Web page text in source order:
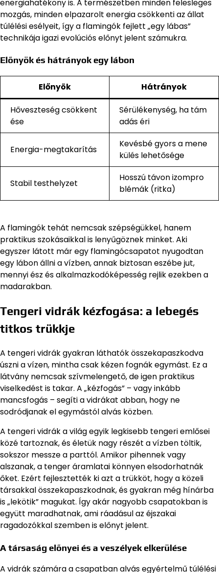
energiahatékony is. A természetben minden felesleges
mozgás, minden elpazarolt energia csökkenti az állat
túlélési esélyeit, így a flamingók fejlett „egy lábas”
technikája igazi evolúciós előnyt jelent számukra.
Előnyök és hátrányok egy lábon
Előnyök Hátrányok
Hőveszteség csökkent
ése
Sérülékenység, ha tám
adás éri
Energia-megtakarítás
Kevésbé gyors a mene
külés lehetősége
Stabil testhelyzet
Hosszú távon izompro
blémák (ritka)
A flamingók tehát nemcsak szépségükkel, hanem
praktikus szokásaikkal is lenyűgöznek minket. Aki
egyszer látott már egy flamingócsapatot nyugodtan
egy lábon állni a vízben, annak biztosan eszébe jut,
mennyi ész és alkalmazkodóképesség rejlik ezekben a
madarakban.
Tengeri vidrák kézfogása: a lebegés
titkos trükkje
A tengeri vidrák gyakran láthatók összekapaszkodva
úszni a vízen, mintha csak kézen fognák egymást. Ez a
látvány nemcsak szívmelengető, de igen praktikus
viselkedést is takar. A „kézfogás” – vagy inkább
mancsfogás – segíti a vidrákat abban, hogy ne
sodródjanak el egymástól alvás közben.
A tengeri vidrák a világ egyik legkisebb tengeri emlősei
közé tartoznak, és életük nagy részét a vízben töltik,
sokszor messze a parttól. Amikor pihennek vagy
alszanak, a tenger áramlatai könnyen elsodorhatnák
őket. Ezért fejlesztették ki azt a trükköt, hogy a közeli
társakkal összekapaszkodnak, és gyakran még hínárba
is „lekötik” magukat. Így akár nagyobb csapatokban is
együtt maradhatnak, ami ráadásul az éjszakai
ragadozókkal szemben is előnyt jelent.
A társaság előnyei és a veszélyek elkerülése
A vidrák számára a csapatban alvás egyértelmű túlélési